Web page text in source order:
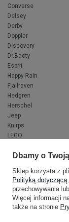
Converse
Delsey
Derby
Doppler
Discovery
Dr.Bacty
Esprit
Happy Rain
Fjallraven
Hedgren
Herschel
Jeep
Knirps
LEGO
National Geographic
Dbamy o
Sklep korzysta z
Polityką dotyczącą
przechowywania
Więcej informacji
także na stronie